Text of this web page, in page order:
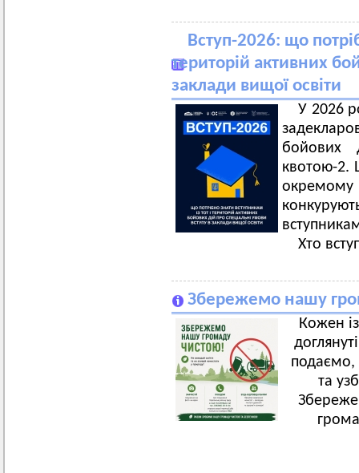
Вступ-2026: що
територій активних
заклади вищої освіти
У 2026
бойових
квотою-2.
окремому
Хто
Збережемо нашу
Кожен
подаємо,
та